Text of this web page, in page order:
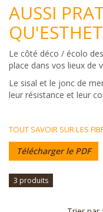
AUSSI
Le côté déco / écolo
place dans vos lieux de
Le sisal et le jonc de
leur résistance et leur
TOUT SAVOIR SUR LES
Télécharger le PDF
3 produits